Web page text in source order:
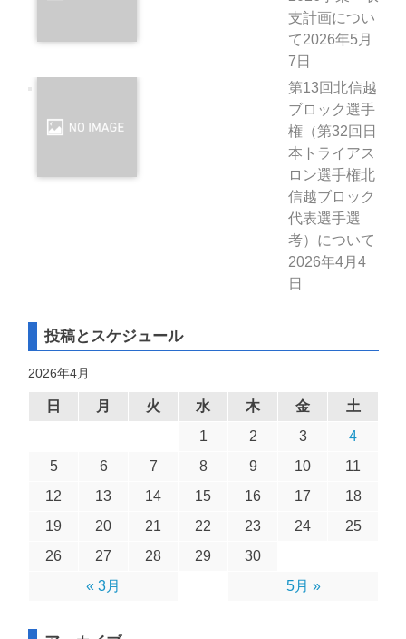
支計画につい
て2026年5月
7日
第13回北信越
ブロック選手
権（第32回日
本トライアス
ロン選手権北
信越ブロック
代表選手選
考）について
2026年4月4
日
投稿とスケジュール
2026年4月
日 月 火 水 木 金 土
« 3月 5月 »
1 2 3
4
5
6 7 8 9 10
11
12
13 14 15 16 17
18
19
20 21 22 23 24
25
26
27 28 29 30